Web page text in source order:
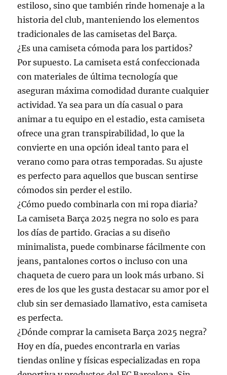
estiloso, sino que también rinde homenaje a la
historia del club, manteniendo los elementos
tradicionales de las camisetas del Barça.
¿Es una camiseta cómoda para los partidos?
Por supuesto. La camiseta está confeccionada
con materiales de última tecnología que
aseguran máxima comodidad durante cualquier
actividad. Ya sea para un día casual o para
animar a tu equipo en el estadio, esta camiseta
ofrece una gran transpirabilidad, lo que la
convierte en una opción ideal tanto para el
verano como para otras temporadas. Su ajuste
es perfecto para aquellos que buscan sentirse
cómodos sin perder el estilo.
¿Cómo puedo combinarla con mi ropa diaria?
La camiseta Barça 2025 negra no solo es para
los días de partido. Gracias a su diseño
minimalista, puede combinarse fácilmente con
jeans, pantalones cortos o incluso con una
chaqueta de cuero para un look más urbano. Si
eres de los que les gusta destacar su amor por el
club sin ser demasiado llamativo, esta camiseta
es perfecta.
¿Dónde comprar la camiseta Barça 2025 negra?
Hoy en día, puedes encontrarla en varias
tiendas online y físicas especializadas en ropa